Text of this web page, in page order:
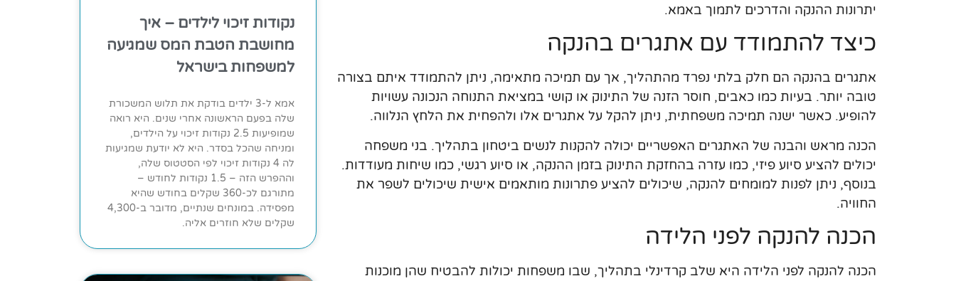
יתרונות ההנקה והדרכים לתמוך באמא.
כיצד להתמודד עם אתגרים בהנקה
אתגרים בהנקה הם חלק בלתי נפרד מהתהליך, אך עם תמיכה מתאימה, ניתן להתמודד איתם בצורה
טובה יותר. בעיות כמו כאבים, חוסר הזנה של התינוק או קושי במציאת התנוחה הנכונה עשויות
להופיע. כאשר ישנה תמיכה משפחתית, ניתן להקל על אתגרים אלו ולהפחית את הלחץ הנלווה.
הכנה מראש והבנה של האתגרים האפשריים יכולה להקנות לנשים ביטחון בתהליך. בני משפחה
יכולים להציע סיוע פיזי, כמו עזרה בהחזקת התינוק בזמן ההנקה, או סיוע רגשי, כמו שיחות מעודדות.
בנוסף, ניתן לפנות למומחים להנקה, שיכולים להציע פתרונות מותאמים אישית שיכולים לשפר את
החוויה.
הכנה להנקה לפני הלידה
הכנה להנקה לפני הלידה היא שלב קרדינלי בתהליך, שבו משפחות יכולות להבטיח שהן מוכנות
נקודות זיכוי לילדים – איך
מחושבת הטבת המס שמגיעה
למשפחות בישראל
אמא ל-3 ילדים בודקת את תלוש המשכורת
שלה בפעם הראשונה אחרי שנים. היא רואה
שמופיעות 2.5 נקודות זיכוי על הילדים,
ומניחה שהכל בסדר. היא לא יודעת שמגיעות
לה 4 נקודות זיכוי לפי הסטטוס שלה,
וההפרש הזה – 1.5 נקודות לחודש –
מתורגם לכ-360 שקלים בחודש שהיא
מפסידה. במונחים שנתיים, מדובר ב-4,300
שקלים שלא חוזרים אליה.